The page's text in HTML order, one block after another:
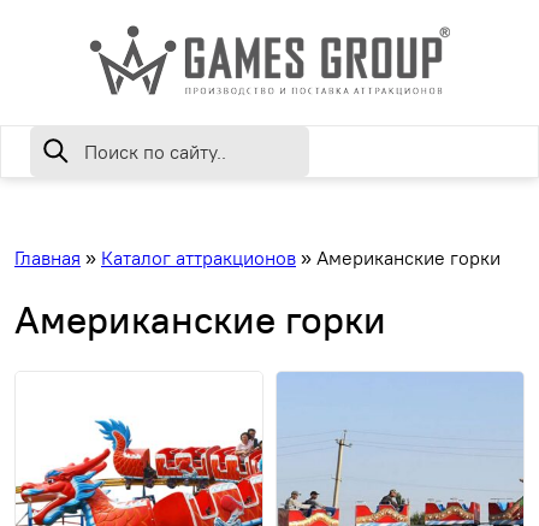
Главная » Каталог аттракционов » Американские горки
Американские горки